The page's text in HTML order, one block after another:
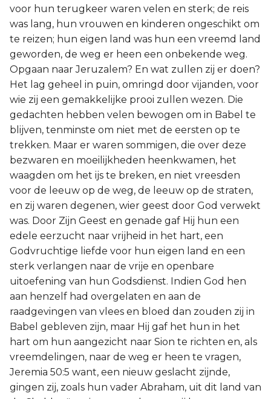
voor hun terugkeer waren velen en sterk; de reis
was lang, hun vrouwen en kinderen ongeschikt om
te reizen; hun eigen land was hun een vreemd land
geworden, de weg er heen een onbekende weg.
Opgaan naar Jeruzalem? En wat zullen zij er doen?
Het lag geheel in puin, omringd door vijanden, voor
wie zij een gemakkelijke prooi zullen wezen. Die
gedachten hebben velen bewogen om in Babel te
blijven, tenminste om niet met de eersten op te
trekken. Maar er waren sommigen, die over deze
bezwaren en moeilijkheden heenkwamen, het
waagden om het ijs te breken, en niet vreesden
voor de leeuw op de weg, de leeuw op de straten,
en zij waren degenen, wier geest door God verwekt
was. Door Zijn Geest en genade gaf Hij hun een
edele eerzucht naar vrijheid in het hart, een
Godvruchtige liefde voor hun eigen land en een
sterk verlangen naar de vrije en openbare
uitoefening van hun Godsdienst. Indien God hen
aan henzelf had overgelaten en aan de
raadgevingen van vlees en bloed dan zouden zij in
Babel gebleven zijn, maar Hij gaf het hun in het
hart om hun aangezicht naar Sion te richten en, als
vreemdelingen, naar de weg er heen te vragen,
Jeremia 50:5 want, een nieuw geslacht zijnde,
gingen zij, zoals hun vader Abraham, uit dit land van